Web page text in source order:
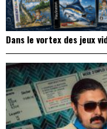
Dans le vortex des jeux